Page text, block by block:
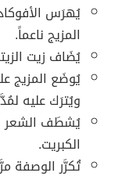
يُهرَس
المزيج ناعماً.
يُضَاف زيت
يُوضَع المزيج
ويُترَك عليه
يُشطَف الشعر
الكبريت.
تُكرَّر الوصفة